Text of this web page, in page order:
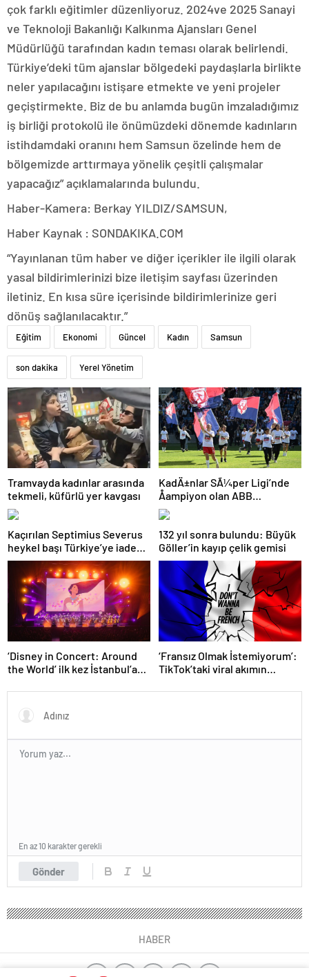
çok farklı eğitimler düzenliyoruz. 2024ve 2025 Sanayi
ve Teknoloji Bakanlığı Kalkınma Ajansları Genel
Müdürlüğü tarafından kadın teması olarak belirlendi.
Türkiye’deki tüm ajanslar bölgedeki paydaşlarla birlikte
neler yapılacağını istişare etmekte ve yeni projeler
geçiştirmekte. Biz de bu anlamda bugün imzaladığımız
iş birliği protokolü ile önümüzdeki dönemde kadınların
istihdamdaki oranını hem Samsun özelinde hem de
bölgemizde arttırmaya yönelik çeşitli çalışmalar
yapacağız” açıklamalarında bulundu.
Haber-Kamera: Berkay YILDIZ/SAMSUN,
Haber Kaynak : SONDAKIKA.COM
“Yayınlanan tüm haber ve diğer içerikler ile ilgili olarak
yasal bildirimlerinizi bize iletişim sayfası üzerinden
iletiniz. En kısa süre içerisinde bildirimlerinize geri
dönüş sağlanılacaktır.”
Eğitim Ekonomi Güncel Kadın Samsun
son dakika Yerel Yönetim
Tramvayda kadınlar arasında
tekmeli, küfürlü yer kavgası
KadÄ±nlar SÃ¼per Ligi’nde
Åampiyon olan ABB
Fomget’ten FenerbahÃ§e’ye
gÃ¶nderme
Kaçırılan Septimius Severus
heykel başı Türkiye’ye iade
edildi
132 yıl sonra bulundu: Büyük
Göller’in kayıp çelik gemisi
‘Disney in Concert: Around
the World’ ilk kez İstanbul’a
‘Fransız Olmak İstemiyorum’:
TikTok’taki viral akımın
Gönder
En az 10 karakter gerekli
HABER